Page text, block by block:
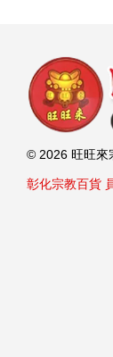
© 2026 旺旺來
彰化宗教百貨